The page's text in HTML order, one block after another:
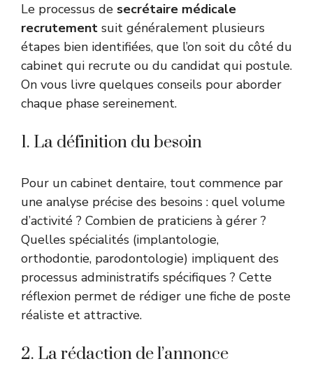
Le processus de secrétaire médicale
recrutement suit généralement plusieurs
étapes bien identifiées, que l’on soit du côté du
cabinet qui recrute ou du candidat qui postule.
On vous livre quelques conseils pour aborder
chaque phase sereinement.
1. La définition du besoin
Pour un cabinet dentaire, tout commence par
une analyse précise des besoins : quel volume
d’activité ? Combien de praticiens à gérer ?
Quelles spécialités (implantologie,
orthodontie, parodontologie) impliquent des
processus administratifs spécifiques ? Cette
réflexion permet de rédiger une fiche de poste
réaliste et attractive.
2. La rédaction de l’annonce